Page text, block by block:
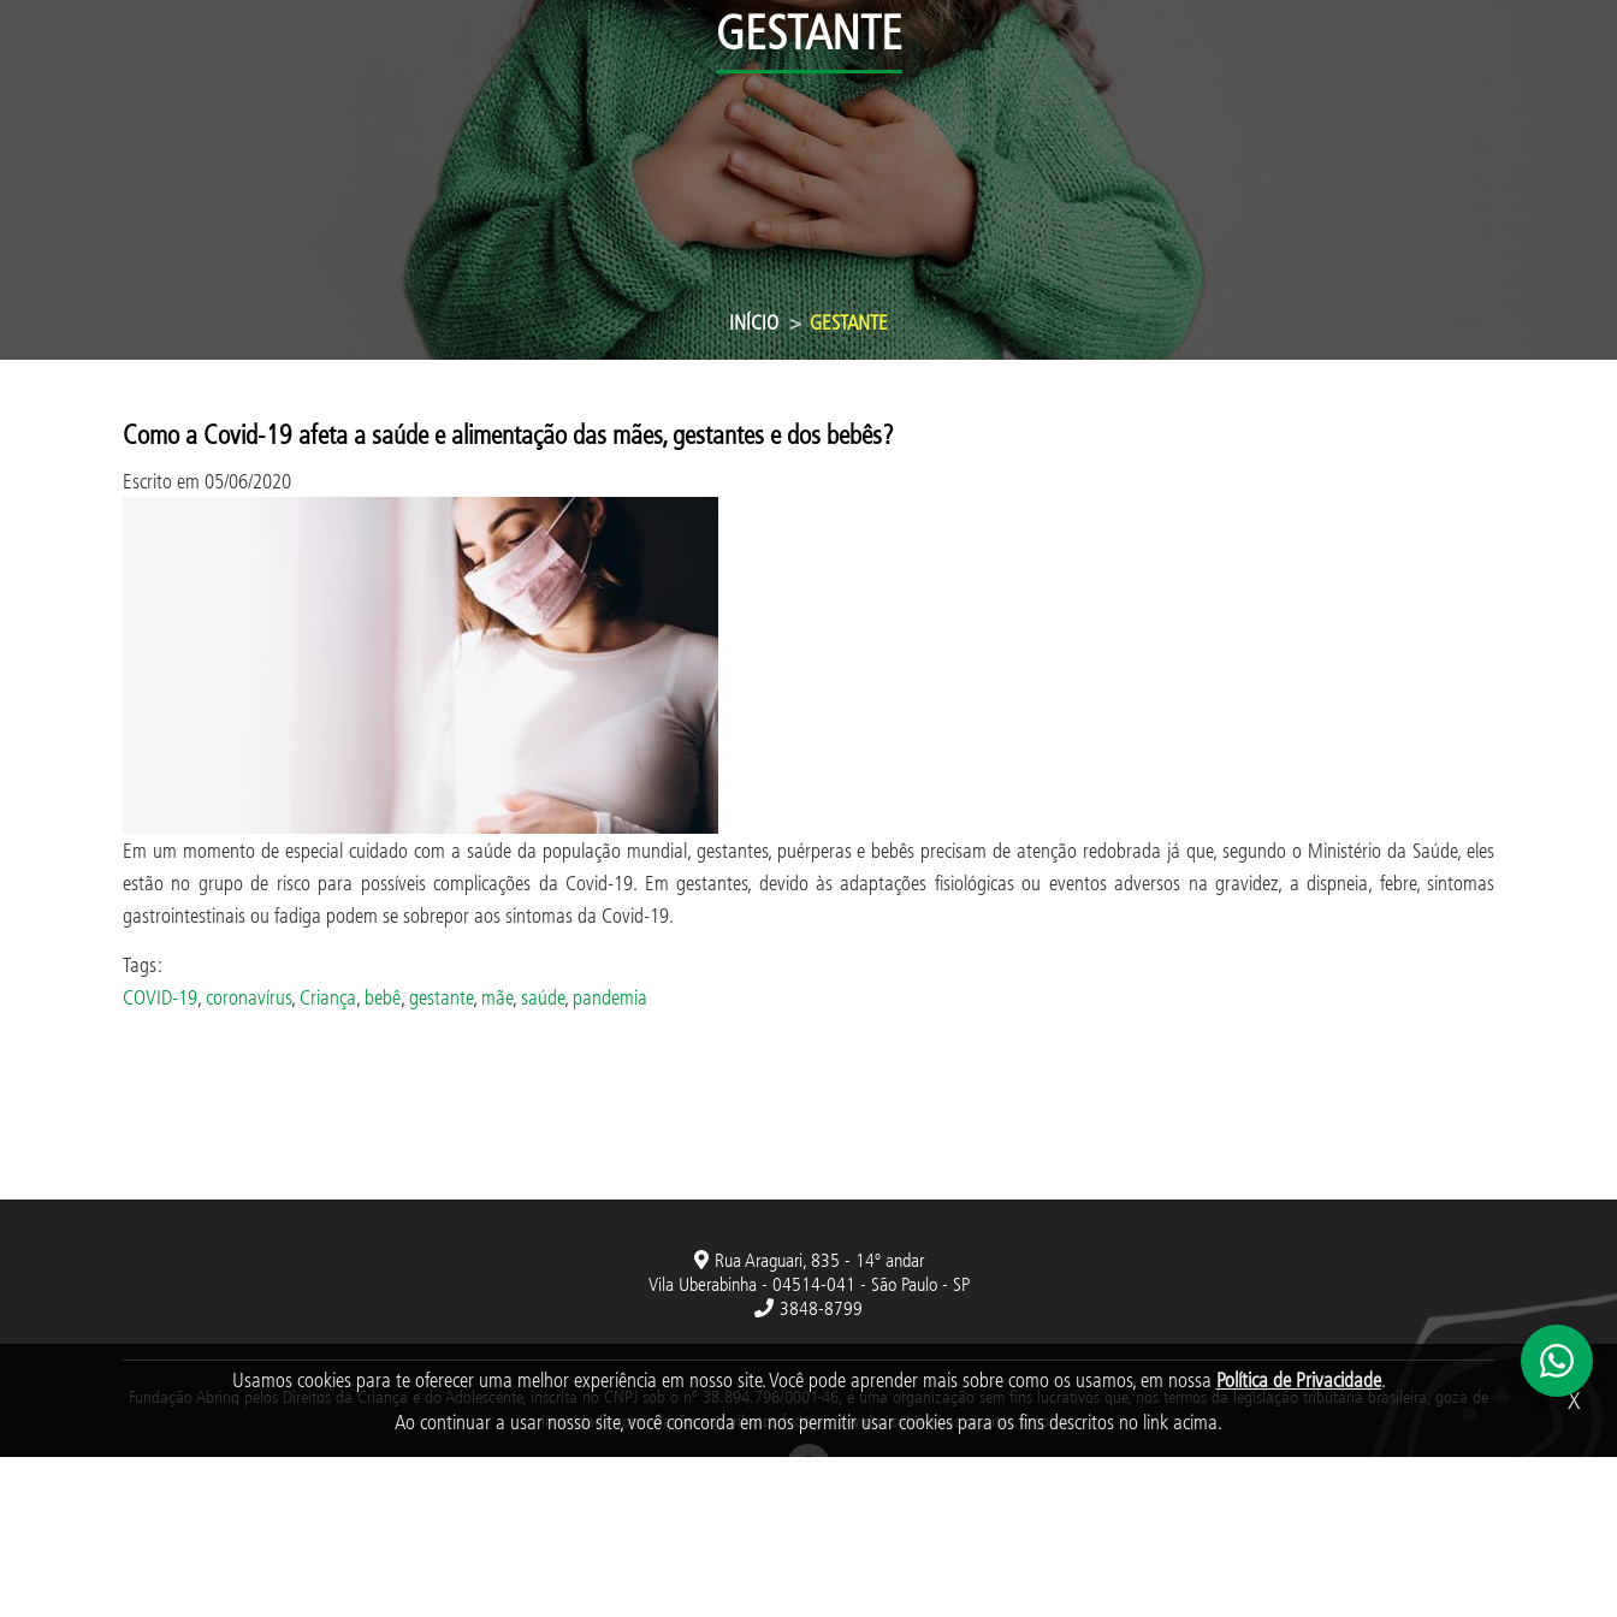
GESTANTE
INÍCIO GESTANTE
Usamos cookies para te oferecer uma melhor experiência em nosso site. Você pode aprender mais sobre como os usamos, em nossa Política de Privacidade.
Ao continuar a usar nosso site, você concorda em nos permitir usar cookies para os fins descritos no link acima.
X
Como a Covid-19 afeta a saúde e alimentação das mães, gestantes e dos bebês?
Escrito em 05/06/2020
Em um momento de especial cuidado com a saúde da população mundial, gestantes, puérperas e bebês precisam de atenção redobrada já que, segundo o Ministério da Saúde, eles
estão no grupo de risco para possíveis complicações da Covid-19. Em gestantes, devido às adaptações fisiológicas ou eventos adversos na gravidez, a dispneia, febre, sintomas
gastrointestinais ou fadiga podem se sobrepor aos sintomas da Covid-19.
Tags:
COVID-19,coronavírus, Criança, bebê,gestante, mãe,saúde, pandemia
Rua Araguari, 835 - 14º andar
Vila Uberabinha - 04514-041 - São Paulo - SP
3848-8799
Fundação Abrinq pelos Direitos da Criança e do Adolescente, inscrita no CNPJ sob o nº 38.894.796/0001-46, é uma organização sem fins lucrativos que, nos termos da legislação tributária brasileira, goza de
imunidade com relação aos tributos federais devidos sobre suas receitas próprias.